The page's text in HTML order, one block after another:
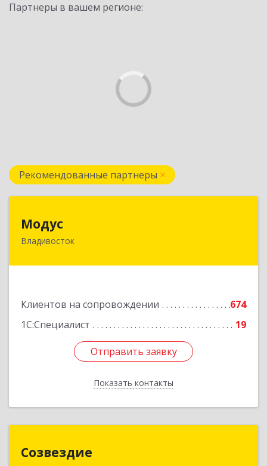
Партнеры в вашем регионе:
Рекомендованные партнеры
Модус
Владивосток
Клиентов на сопровождении
674
1С:Специалист
19
Отправить заявку
Показать контакты
690091, Приморский край, Владивосток г, ул.
Отправить заявку
Назад
Созвездие